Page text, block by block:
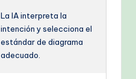
La IA interpreta la
intención y selecciona el
estándar de diagrama
adecuado.